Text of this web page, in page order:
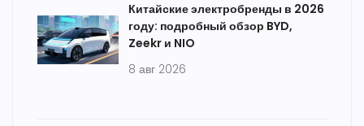
Китайские электробренды в 2026
году: подробный обзор BYD,
Zeekr и NIO
8 авг 2026